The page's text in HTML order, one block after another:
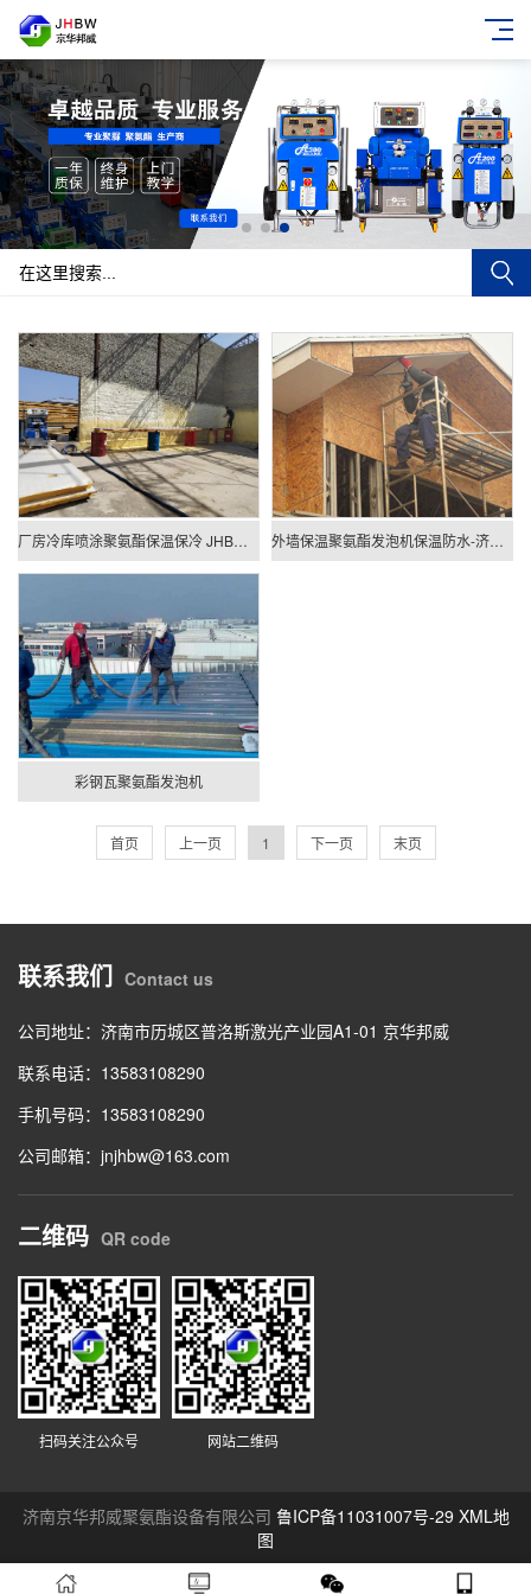
厂房冷库喷涂聚氨酯保温保冷 JHBW-AH3500L聚氨酯发泡机 外墙保温聚氨酯发泡机保温防水-济南京华邦威
彩钢瓦聚氨酯发泡机
首页 上一页 1 下一页 末页
联系我们 Contact us
公司地址：济南市历城区普洛斯激光产业园A1-01 京华邦威
联系电话：13583108290
手机号码：13583108290
公司邮箱：jnjhbw@163.com
二维码 QR code
扫码关注公众号 网站二维码
济南京华邦威聚氨酯设备有限公司 鲁ICP备11031007号-29 XML地
图